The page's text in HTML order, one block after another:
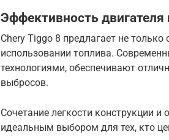
Эффективность
Chery Tiggo 8 предлагает не
использовании топлива.
технологиями, обеспечивают
выбросов.
Сочетание легкости конструкции
идеальным выбором для тех, кто